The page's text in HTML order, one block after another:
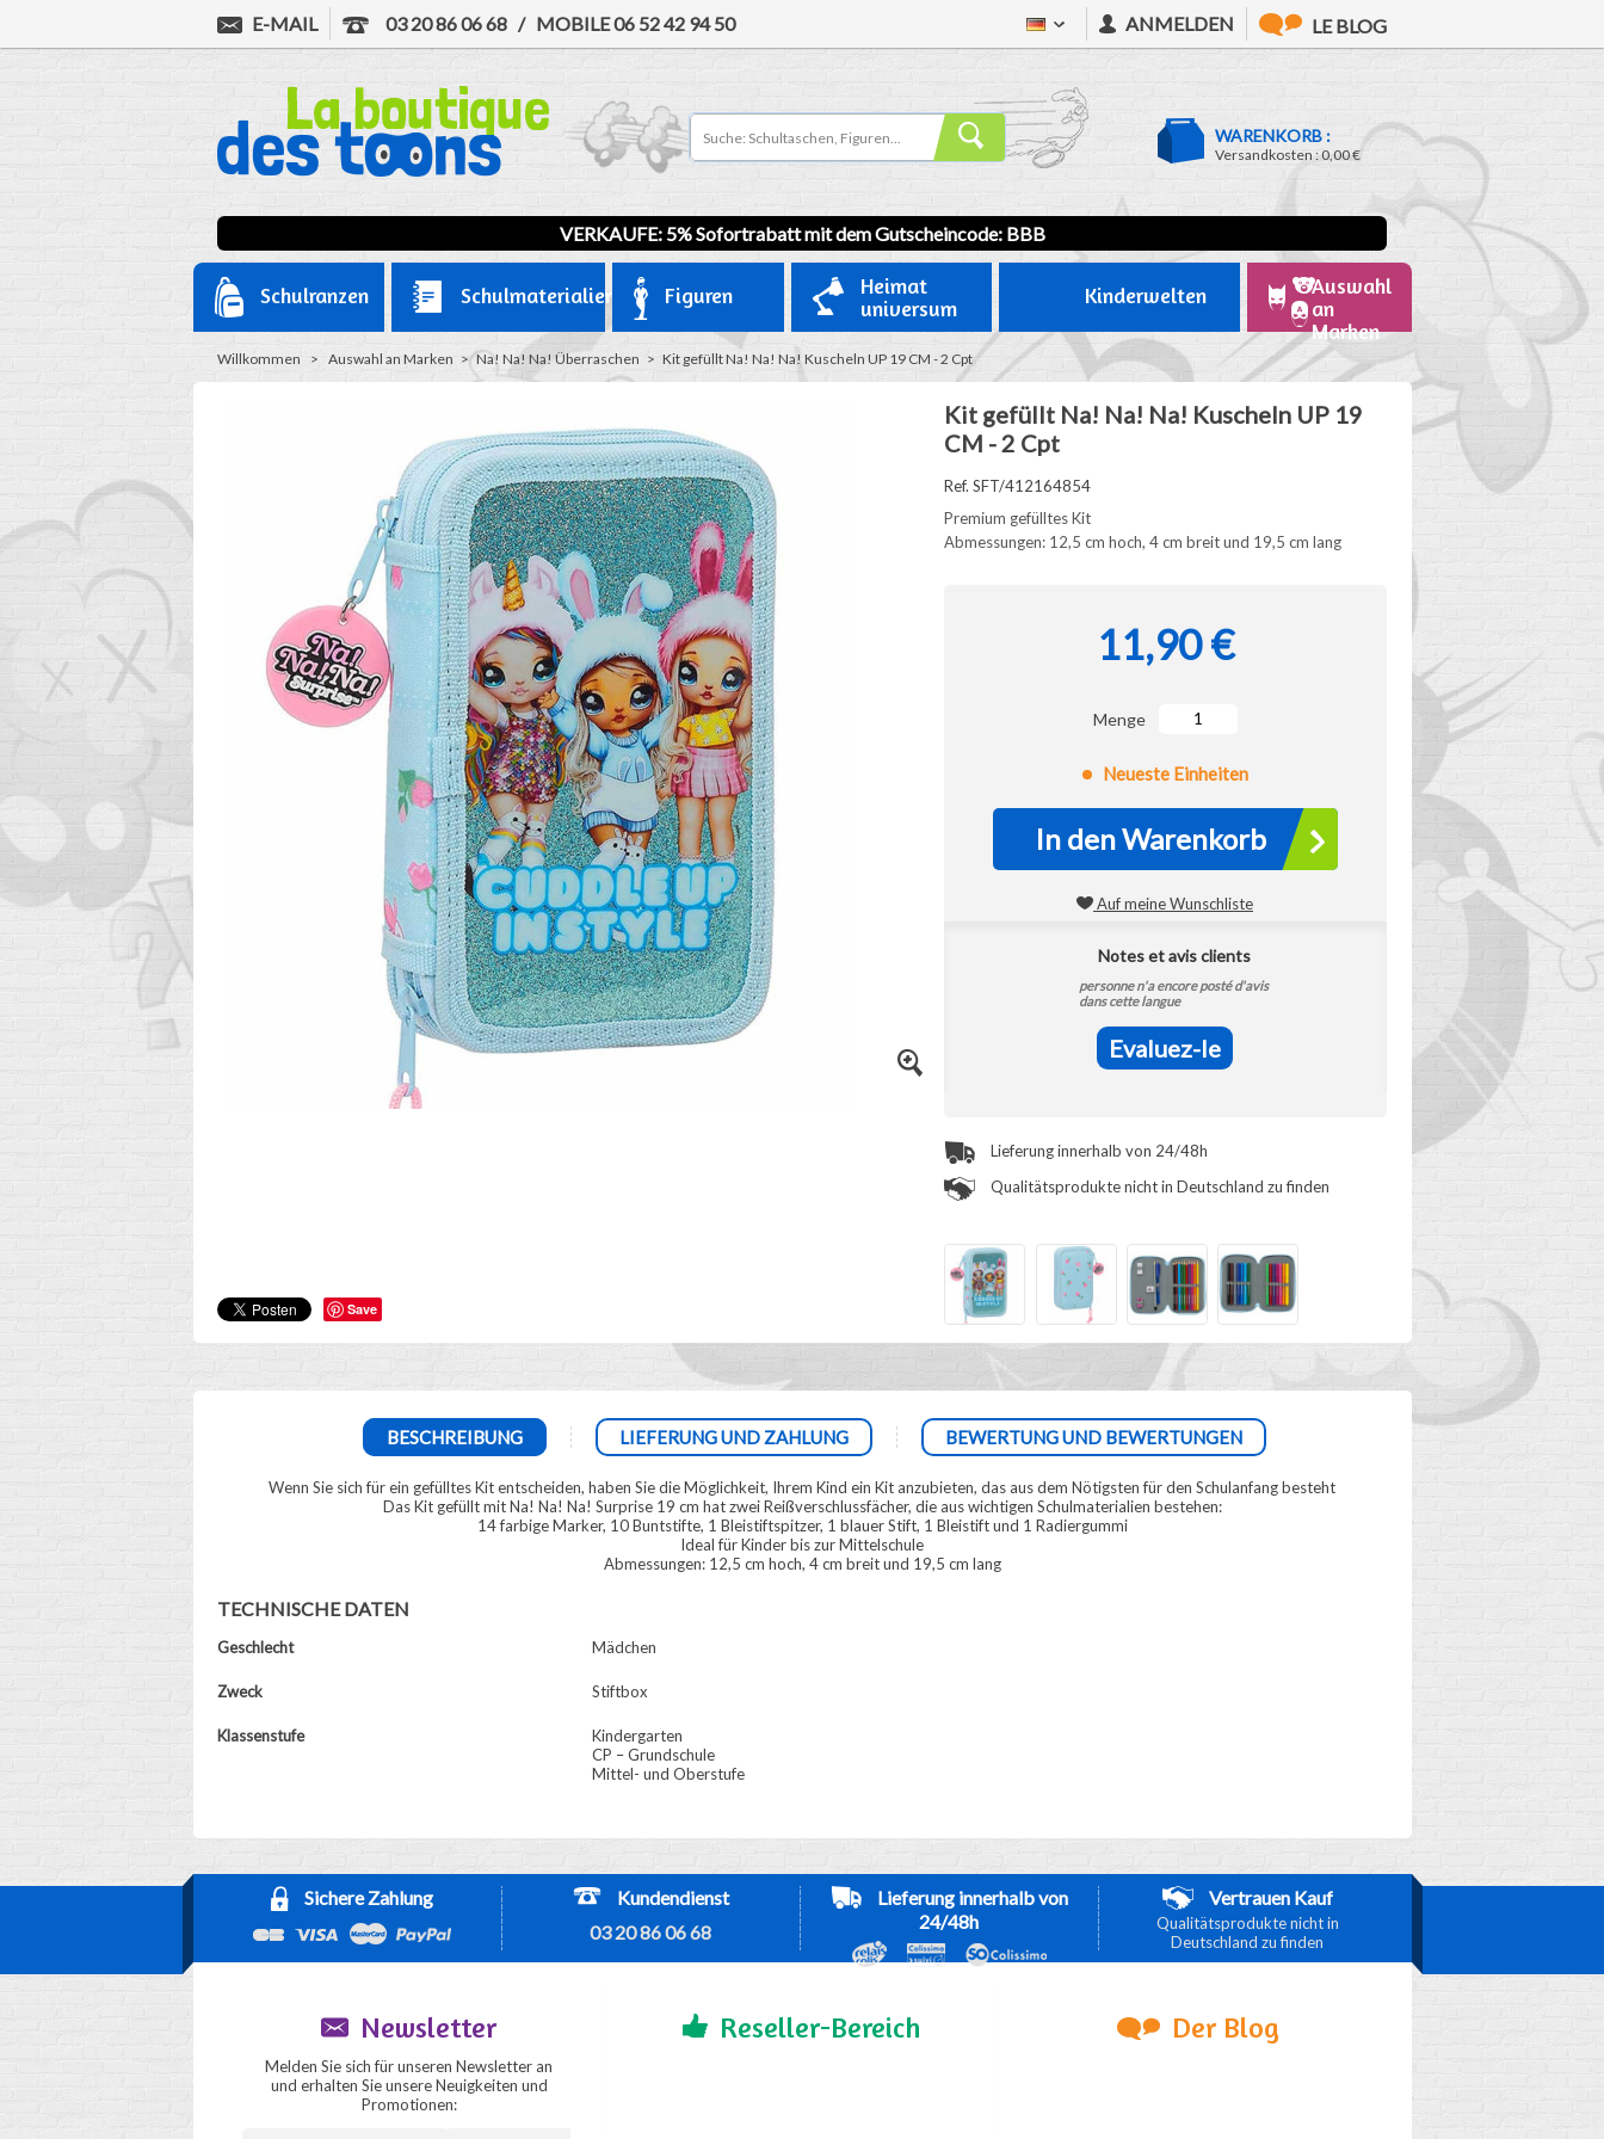
E-MAIL 03 20 86 06 68 / MOBILE06 52 42 94 50 ANMELDEN LE BLOG
WARENKORB :
Versandkosten :0,00 €
VERKAUFE: 5% Sofortrabatt mit dem Gutscheincode: BBB
Schulranzen Schulmaterialien Figuren
Heimat
universum
Kinderwelten
Auswahl
an
Marken
Willkommen > Auswahl an Marken > Na! Na! Na! Überraschen > Kit gefüllt Na! Na! Na! Kuscheln UP 19 CM - 2 Cpt
Save
Kit gefüllt Na! Na! Na! Kuscheln UP 19
CM - 2 Cpt
Ref. SFT/412164854
Premium gefülltes Kit
Abmessungen: 12,5 cm hoch, 4 cm breit und 19,5 cm lang
11,90 €
Menge
Neueste Einheiten
In den Warenkorb
Auf meine Wunschliste
Notes et avis clients
personne n'a encore posté d'avis
dans cette langue
Evaluez-le
Lieferung innerhalb von 24/48h
Qualitätsprodukte nicht in Deutschland zu finden
BESCHREIBUNG LIEFERUNG UND ZAHLUNG BEWERTUNG UND BEWERTUNGEN
Wenn Sie sich für ein gefülltes Kit entscheiden, haben Sie die Möglichkeit, Ihrem Kind ein Kit anzubieten, das aus dem Nötigsten für den Schulanfang besteht
Das Kit gefüllt mit Na! Na! Na! Surprise 19 cm hat zwei Reißverschlussfächer, die aus wichtigen Schulmaterialien bestehen:
14 farbige Marker, 10 Buntstifte, 1 Bleistiftspitzer, 1 blauer Stift, 1 Bleistift und 1 Radiergummi
Ideal für Kinder bis zur Mittelschule
Abmessungen: 12,5 cm hoch, 4 cm breit und 19,5 cm lang
TECHNISCHE DATEN
Geschlecht Mädchen
Zweck Stiftbox
Klassenstufe
Kindergarten
CP – Grundschule
Mittel- und Oberstufe
Sichere Zahlung
Kundendienst
03 20 86 06 68
Lieferung innerhalb von
24/48h
Vertrauen Kauf
Qualitätsprodukte nicht in
Deutschland zu finden
Newsletter
Melden Sie sich für unseren Newsletter an
und erhalten Sie unsere Neuigkeiten und
Promotionen:
Reseller-Bereich Der Blog